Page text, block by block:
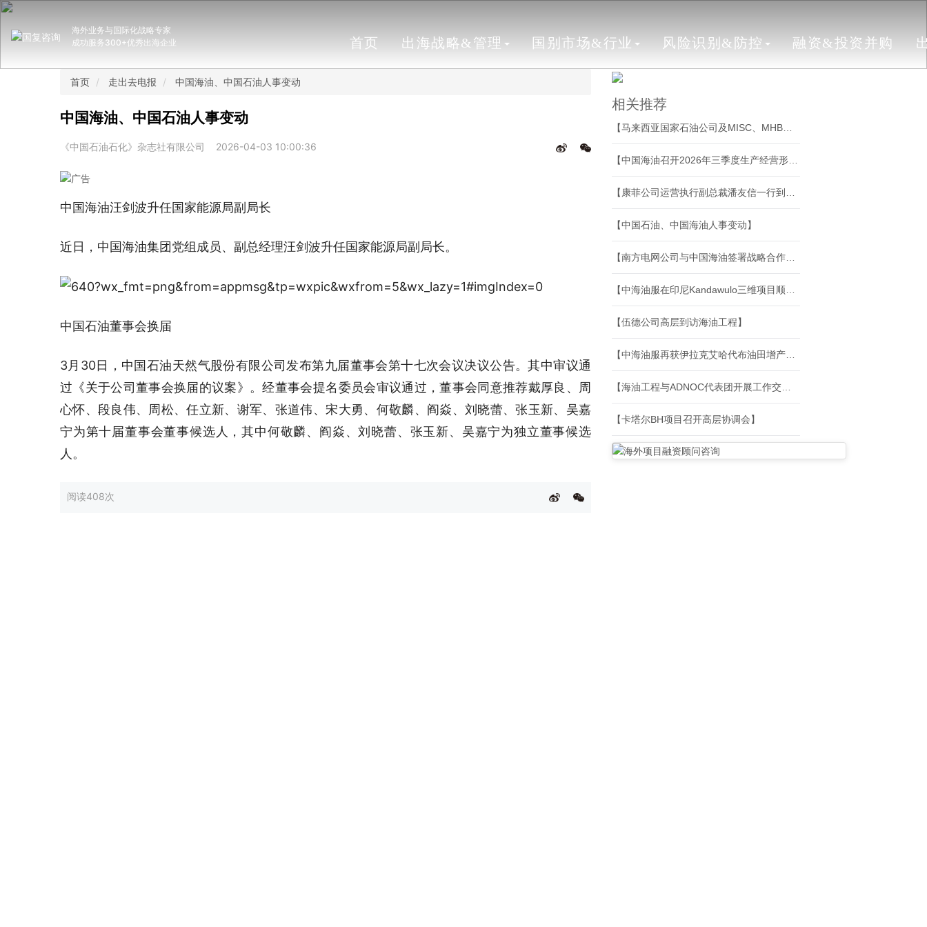
海外业务与国际化战略专家
成功服务300+优秀出海企业
首页 出海战略&管理 国别市场&行业 风险识别&防控 融资&投资并购
首页 走出去电报 中国海油、中国石油人事变动
中国海油、中国石油人事变动
《中国石油石化》杂志社有限公司 2026-04-03 10:00:36
中国海油汪剑波升任国家能源局副局长
近日，中国海油集团党组成员、副总经理汪剑波升任国家能源局副局长。
中国石油董事会换届
3月30日，中国石油天然气股份有限公司发布第九届董事会第十七次会议决议公告。其中审议通
过《关于公司董事会换届的议案》。经董事会提名委员会审议通过，董事会同意推荐戴厚良、周
心怀、段良伟、周松、任立新、谢军、张道伟、宋大勇、何敬麟、阎焱、刘晓蕾、张玉新、吴嘉
宁为第十届董事会董事候选人，其中何敬麟、阎焱、刘晓蕾、张玉新、吴嘉宁为独立董事候选
人。
阅读408次
相关推荐
【中国石油、中国海油人事变动】
【伍德公司高层到访海油工程】
【卡塔尔BH项目召开高层协调会】